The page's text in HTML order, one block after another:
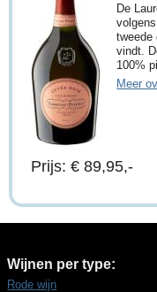
De
tweede
vindt.
100%
Meer
Prijs: € 89,95,-
Wijnen per type:
Rode wijn